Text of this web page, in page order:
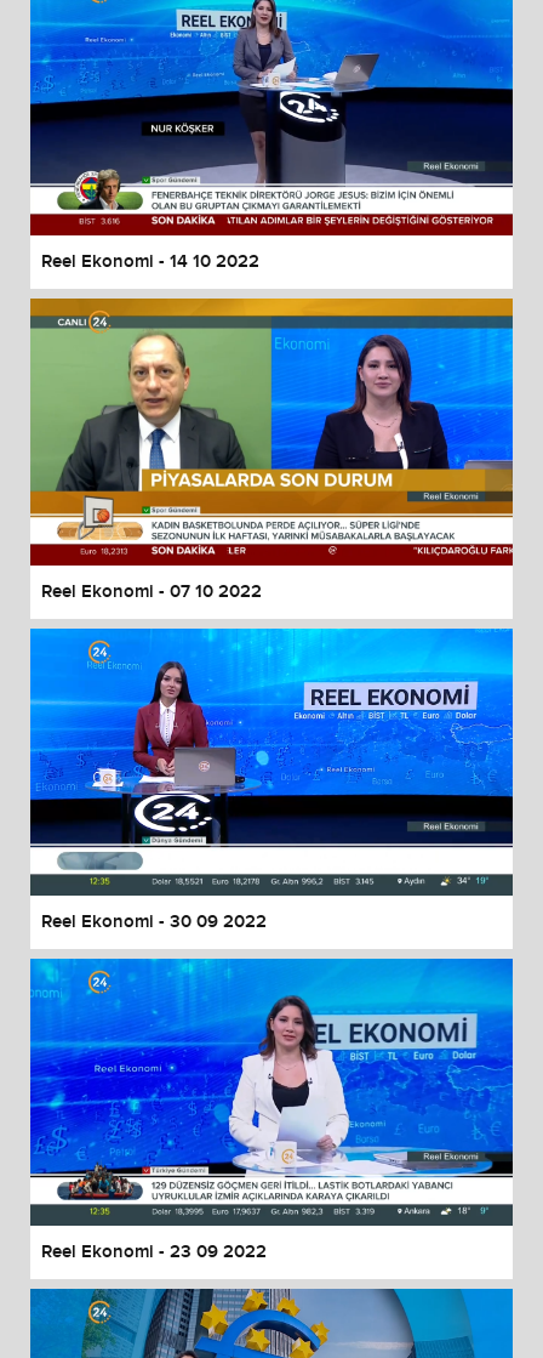
Reel Ekonomi - 14 10 2022
Reel Ekonomi - 07 10 2022
Reel Ekonomi - 30 09 2022
Reel Ekonomi - 23 09 2022